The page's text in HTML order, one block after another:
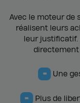
Avec le moteur de
réalisent leurs
leur justificatif.
directement
= Une
=
Plus de